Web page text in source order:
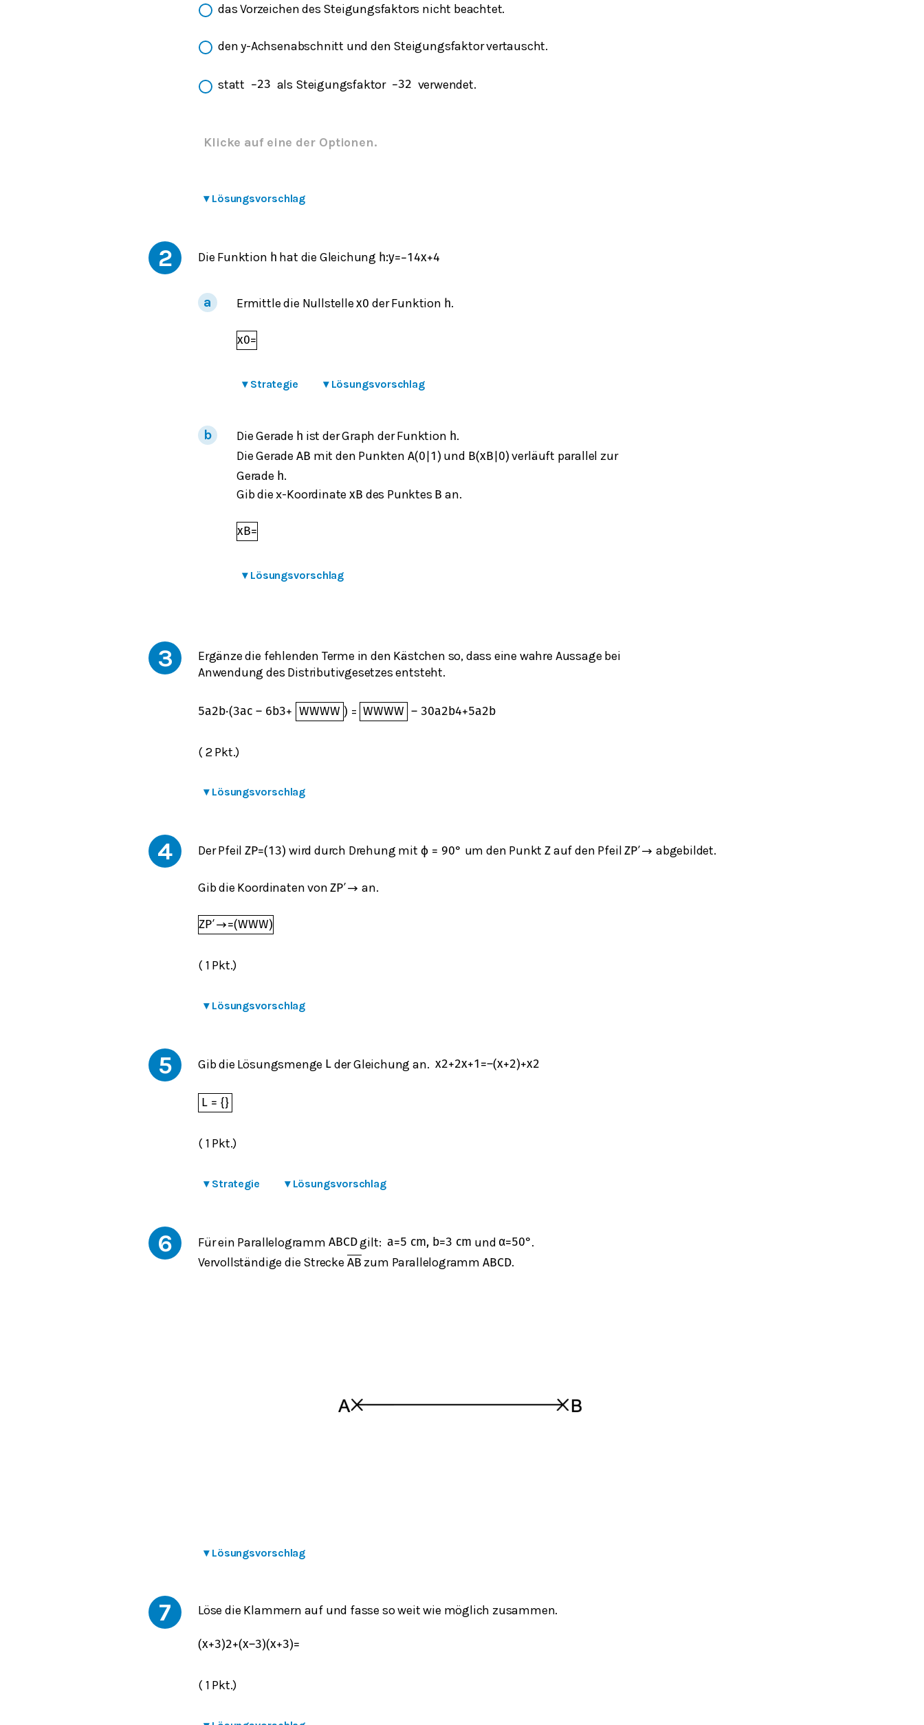
das Vorzeichen des Steigungsfaktors nicht beachtet.
den y-Achsenabschnitt und den Steigungsfaktor vertauscht.
statt −23 als Steigungsfaktor −32 verwendet.
Klicke auf eine der Optionen.
▾ Lösungsvorschlag
2 Die Funktion h hat die Gleichung h:y=−1 4x+4
Ermittle die Nullstellex0 der Funktion h.
x0=
▾ Strategie ▾ Lösungsvorschlag
Die Gerade h ist der Graph der Funktion h.
Die Gerade AB mit den Punkten A(0 1 ) und B(xB 0) verläuft parallel zur
Gerade h.
Gib die x-Koordinate xB des Punktes B an.
xB=
▾ Lösungsvorschlag
3
Ergänze die fehlenden Terme in den Kästchen so, dass eine wahre Aussage bei
Anwendung des Distributivgesetzes entsteht.
5a2 b⋅(3ac – 6 b3+ WWWW ) = WWWW – 30a2 b4+5a2 b
( 2 Pkt.)
▾ Lösungsvorschlag
4 Der PfeilZP=(13) wird durch Drehung mit ϕ = 90° um den PunktZ auf den PfeilZP′→ abgebildet.
Gib die Koordinaten vonZP′→ an.
ZP′→=(WWW)
( 1 Pkt.)
▾ Lösungsvorschlag
5 Gib die Lösungsmenge Lder Gleichung an. x2+2x+1 =–(x+2)+x2
L = {}
( 1 Pkt.)
▾ Strategie ▾ Lösungsvorschlag
6 Für ein Parallelogramm ABCDgilt: a=5 cm, b=3 cm und α=50°.
Vervollständige die Strecke AB zum Parallelogramm ABCD.
▾ Lösungsvorschlag
7 Löse die Klammern auf und fasse so weit wie möglich zusammen.
(x+3)2+(x–3)(x+3)=
( 1 Pkt.)